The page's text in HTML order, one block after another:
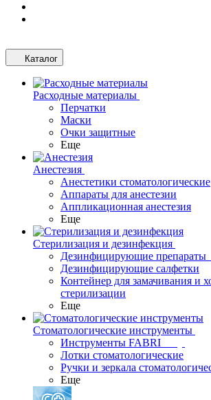
Каталог
Расходные материалы
Перчатки
Маски
Очки защитные
Еще
Анестезия
Анестетики стоматологические
Аппараты для анестезии
Аппликационная анестезия
Еще
Стерилизация и дезинфекция
Дезинфицирующие препараты
Дезинфицирующие салфетки
Контейнер для замачивания и
стерилизации
Еще
Стоматологические инструменты
Инструменты FABRI
Лотки стоматологические
Ручки и зеркала
Еще